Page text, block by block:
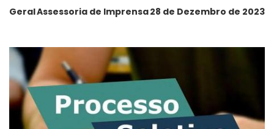
GeralAssessoria de Imprensa28 de Dezembro de 2023